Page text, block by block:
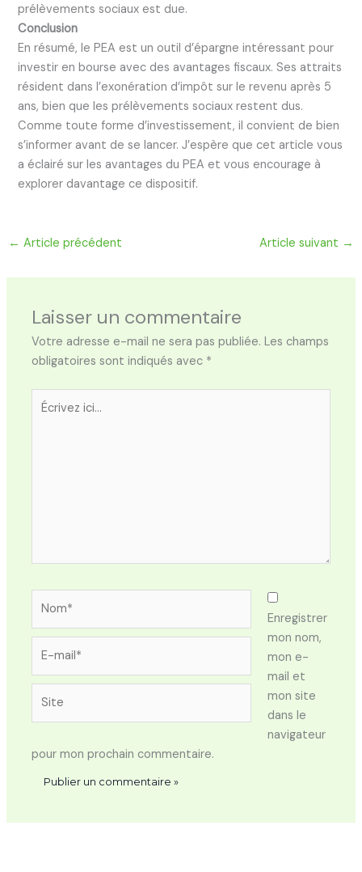
prélèvements sociaux est due.
Conclusion
En résumé, le PEA est un outil d’épargne intéressant pour
investir en bourse avec des avantages fiscaux. Ses attraits
résident dans l’exonération d’impôt sur le revenu après 5
ans, bien que les prélèvements sociaux restent dus.
Comme toute forme d’investissement, il convient de bien
s’informer avant de se lancer. J’espère que cet article vous
a éclairé sur les avantages du PEA et vous encourage à
explorer davantage ce dispositif.
← Article précédent Article suivant →
Laisser un commentaire
Votre adresse e-mail ne sera pas publiée. Les champs
obligatoires sont indiqués avec *
Écrivez
mail*
Enregistrer
mon nom,
mon e-
mail et
mon site
dans le
navigateur
pour mon prochain commentaire.